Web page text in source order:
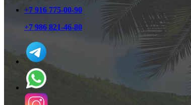
+7 916 775-00-90
+7 986 821-46-80